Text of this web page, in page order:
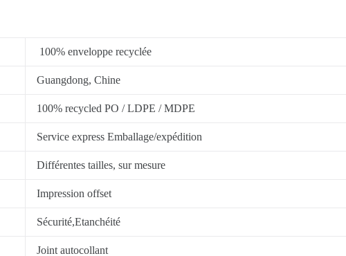
100% enveloppe recyclée
Guangdong, Chine
100% recycled PO / LDPE / MDPE
Service express Emballage/expédition
Différentes tailles, sur mesure
Impression offset
Sécurité,Etanchéité
Joint autocollant